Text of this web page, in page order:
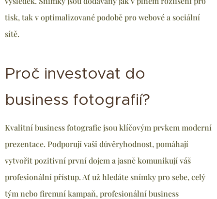
tisk, tak v optimalizované podobě pro webové a sociální
sítě.
Proč investovat do
business fotografií?
Kvalitní business fotografie jsou klíčovým prvkem moderní
prezentace. Podporují vaši důvěryhodnost, pomáhají
vytvořit pozitivní první dojem a jasně komunikují váš
profesionální přístup. Ať už hledáte snímky pro sebe, celý
tým nebo firemní kampaň, profesionální business